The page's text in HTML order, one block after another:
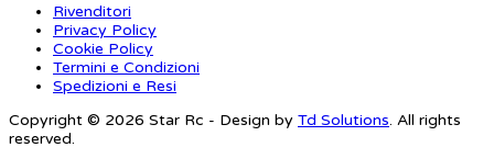
Rivenditori
Privacy Policy
Cookie Policy
Termini e Condizioni
Spedizioni e Resi
Copyright © 2026 Star Rc - Design by Td Solutions. All rights
reserved.